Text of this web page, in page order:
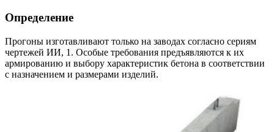
Определение
Прогоны изготавливают только на заводах согласно сериям
чертежей ИИ, 1. Особые требования предъявляются к их
армированию и выбору характеристик бетона в соответствии
с назначением и размерами изделий.